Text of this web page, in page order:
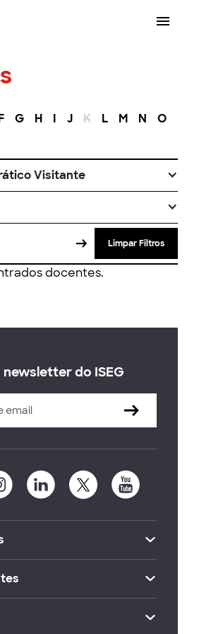
G H I J K L M N O
Visitante
Limpar Filtros
docentes.
newsletter do ISEG